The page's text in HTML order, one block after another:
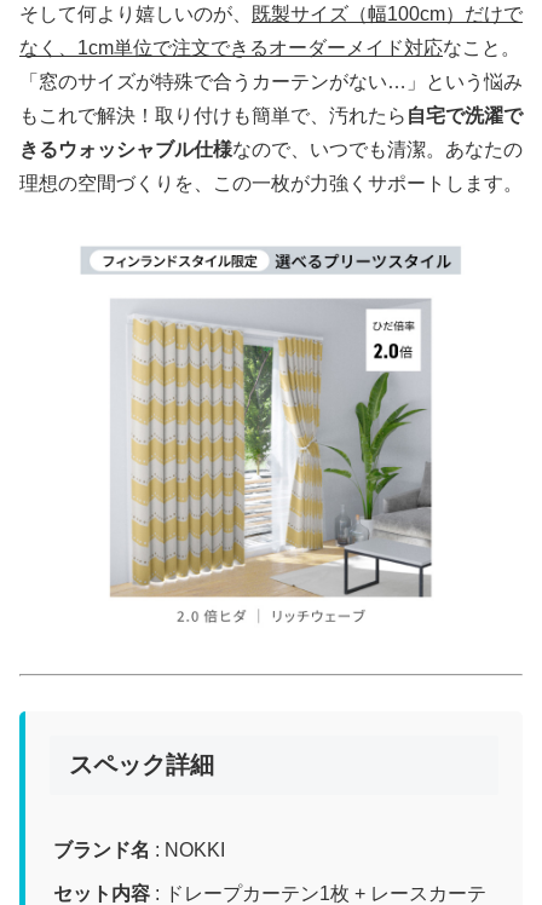
そして何より嬉しいのが、
既製サイズ（幅100cm）だけで
なく、1cm単位で注文できるオーダーメイド対応なこと。
「窓のサイズが特殊で合うカーテンがない…」という悩み
もこれで解決！取り付けも簡単で、汚れたら 自宅で洗濯で
きるウォッシャブル仕様なので、いつでも清潔。あなたの
理想の空間づくりを、この一枚が力強くサポートします。
スペック詳細
ブランド名 : NOKKI
セット内容 : ドレープカーテン1枚 + レースカーテ